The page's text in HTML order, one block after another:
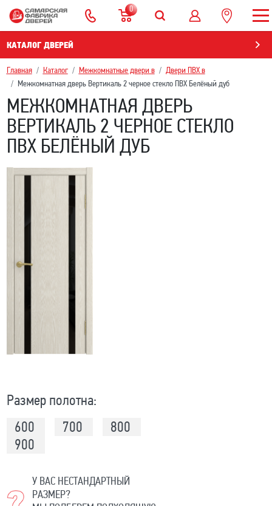
0
КАТАЛОГ ДВЕРЕЙ
Главная Каталог Межкомнатные двери в
Двери ПВХ в
Межкомнатная дверь Вертикаль 2 черное стекло ПВХ Белёный дуб
МЕЖКОМНАТНАЯ ДВЕРЬ
ВЕРТИКАЛЬ 2 ЧЕРНОЕ СТЕКЛО
ПВХ БЕЛЁНЫЙ ДУБ
Размер полотна:
600
700
800
900
У ВАС НЕСТАНДАРТНЫЙ
РАЗМЕР?